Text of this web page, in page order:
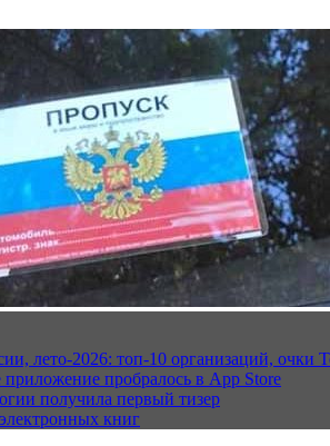
лето-2026: топ-10 организаций, очки
пробралось в App Store
получила первый тизер
книг